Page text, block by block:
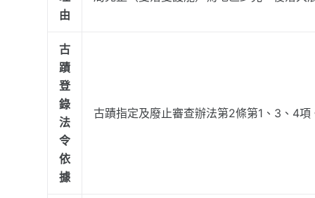
由
古
蹟
登
錄
法
令
依
據
古蹟指定及廢止審查辦法第2條第1、3、4項